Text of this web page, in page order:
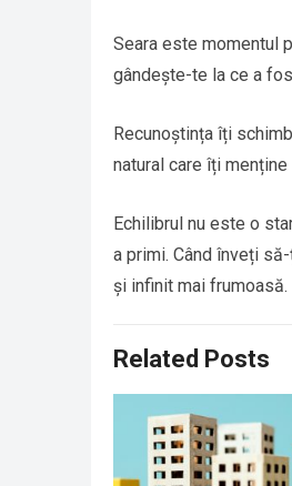
Seara este momentul
gândește-te la ce a
Recunoștința îți
natural care îți
Echilibrul nu este o
a primi. Când înveți
și infinit mai frumoasă.
Related Posts